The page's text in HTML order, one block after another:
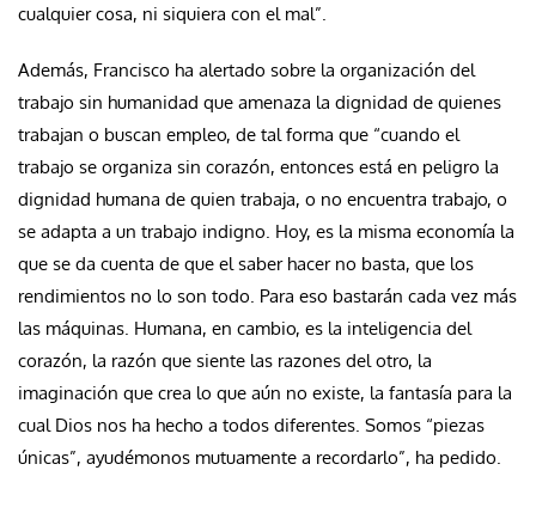
cualquier cosa, ni siquiera con el mal”.
Además, Francisco ha alertado sobre la organización del
trabajo sin humanidad que amenaza la dignidad de quienes
trabajan o buscan empleo, de tal forma que “cuando el
trabajo se organiza sin corazón, entonces está en peligro la
dignidad humana de quien trabaja, o no encuentra trabajo, o
se adapta a un trabajo indigno. Hoy, es la misma economía la
que se da cuenta de que el saber hacer no basta, que los
rendimientos no lo son todo. Para eso bastarán cada vez más
las máquinas. Humana, en cambio, es la inteligencia del
corazón, la razón que siente las razones del otro, la
imaginación que crea lo que aún no existe, la fantasía para la
cual Dios nos ha hecho a todos diferentes. Somos “piezas
únicas”, ayudémonos mutuamente a recordarlo”, ha pedido.